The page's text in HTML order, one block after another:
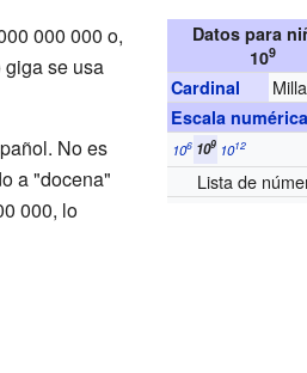
Datos para
109
Cardinal
Escala
106 109 1012
Lista de
000 000 o,
se usa
No es
a "docena"
000, lo